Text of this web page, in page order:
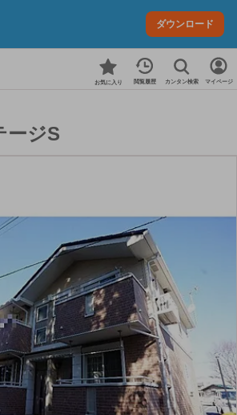
ダウンロード
お気に入り 閲覧履歴 カンタン検索 マイページ
ージS